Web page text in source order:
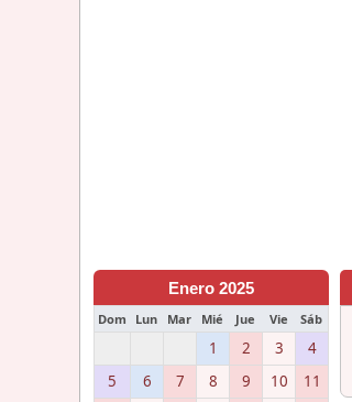
Enero 2025
Dom Lun Mar Mié Jue Vie Sáb
1 2 3
4
5
6 7 8 9 10
11